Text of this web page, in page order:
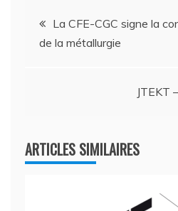
Navigation
de
La CFE-CGC signe la
de la métallurgie
JTEKT
ARTICLES SIMILAIRES